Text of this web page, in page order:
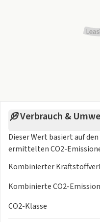
Verbrauch &
Dieser Wert basiert auf den
ermittelten CO2-
Kombinierter
Kombinierte CO2-Emission
CO2-Klasse